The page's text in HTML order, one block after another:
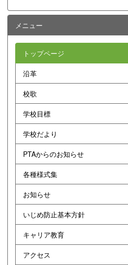
メニュー
トップページ
沿革
校歌
学校目標
学校だより
PTAからのお知らせ
各種様式集
お知らせ
いじめ防止基本方針
キャリア教育
アクセス